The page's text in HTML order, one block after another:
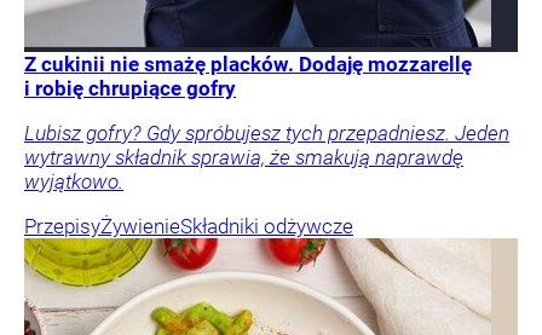
Z cukinii nie smażę placków. Dodaję mozzarellę
i robię chrupiące gofry
Lubisz gofry? Gdy spróbujesz tych przepadniesz. Jeden
wytrawny składnik sprawia, że smakują naprawdę
wyjątkowo.
PrzepisyŻywienieSkładniki odżywcze